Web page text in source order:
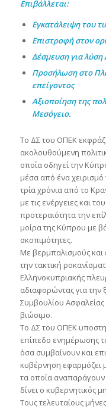
Επιβάλλεται:
Εγκατάλειψη του
Επιστροφή στον
Δέσμευση για λύση
Προσήλωση στο
επείγοντος
Αξιοποίηση της
Μεσόγειο.
Το ΔΣ του ΟΠΕΚ
ακολουθούμενη
οποία οδηγεί την
μέσα από ένα
τρία χρόνια από το
με τις ενέργειες και
προτεραιότητα την
μοίρα της Κύπρου με
σκοπιμότητες.
Με βερμπαλισμούς και
την τακτική
Ελληνοκυπριακής
αδιαφορώντας για την
Συμβουλίου Ασφαλείας
βιώσιμο.
Το ΔΣ του ΟΠΕΚ
επίπεδο ενημέρωσης
όσα συμβαίνουν και
κυβέρνηση
τα οποία
δίνει ο κυβερνητικός
Τους τελευταίους